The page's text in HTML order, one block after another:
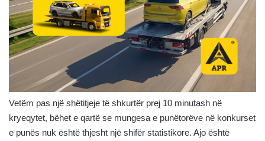
Vetëm pas një shëtitjeje të shkurtër prej 10 minutash në
kryeqytet, bëhet e qartë se mungesa e punëtorëve në konkurset
e punës nuk është thjesht një shifër statistikore. Ajo është